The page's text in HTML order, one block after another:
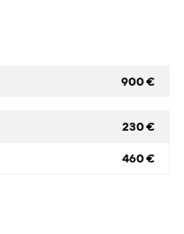
900 €
230 €
460 €